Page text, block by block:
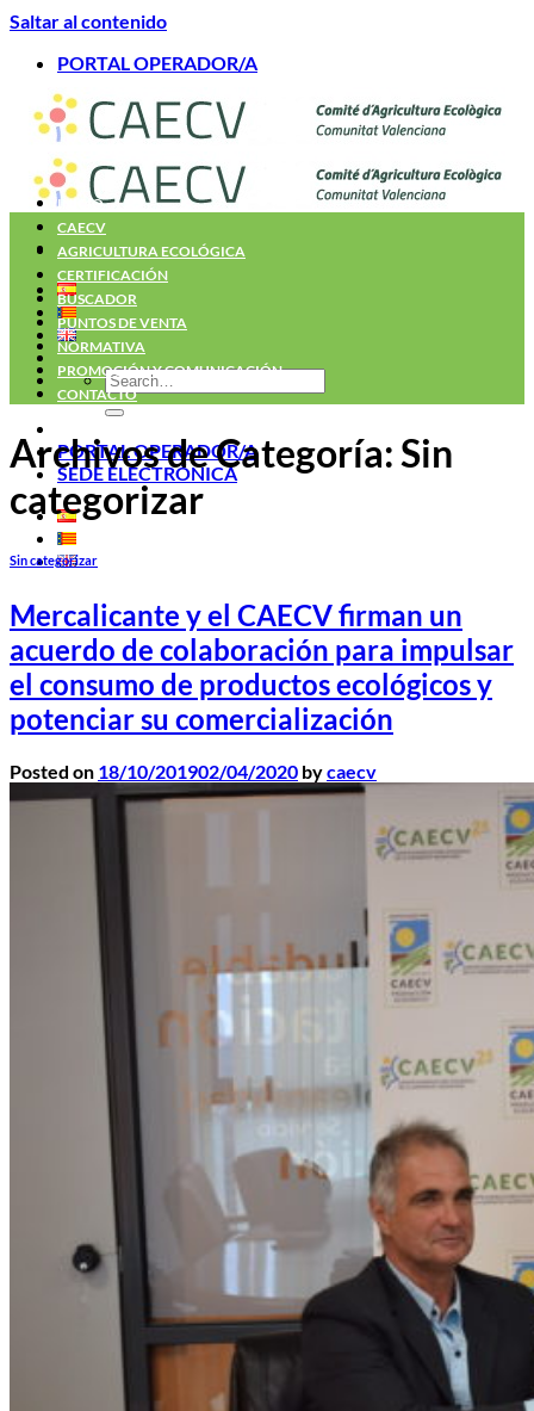
Saltar al contenido
PORTAL OPERADOR/A
PORTAL OPERADOR/A
SEDE ELECTRÓNICA
INICIO
CAECV
AGRICULTURA ECOLÓGICA
CERTIFICACIÓN
BUSCADOR
PUNTOS DE VENTA
NORMATIVA
PROMOCIÓN Y COMUNICACIÓN
CONTACTO
Archivos de Categoría:Sin
categorizar
Sin categorizar
Mercalicante y el CAECV firman un
acuerdo de colaboración para impulsar
el consumo de productos ecológicos y
potenciar su comercialización
Posted on 18/10/201902/04/2020 bycaecv